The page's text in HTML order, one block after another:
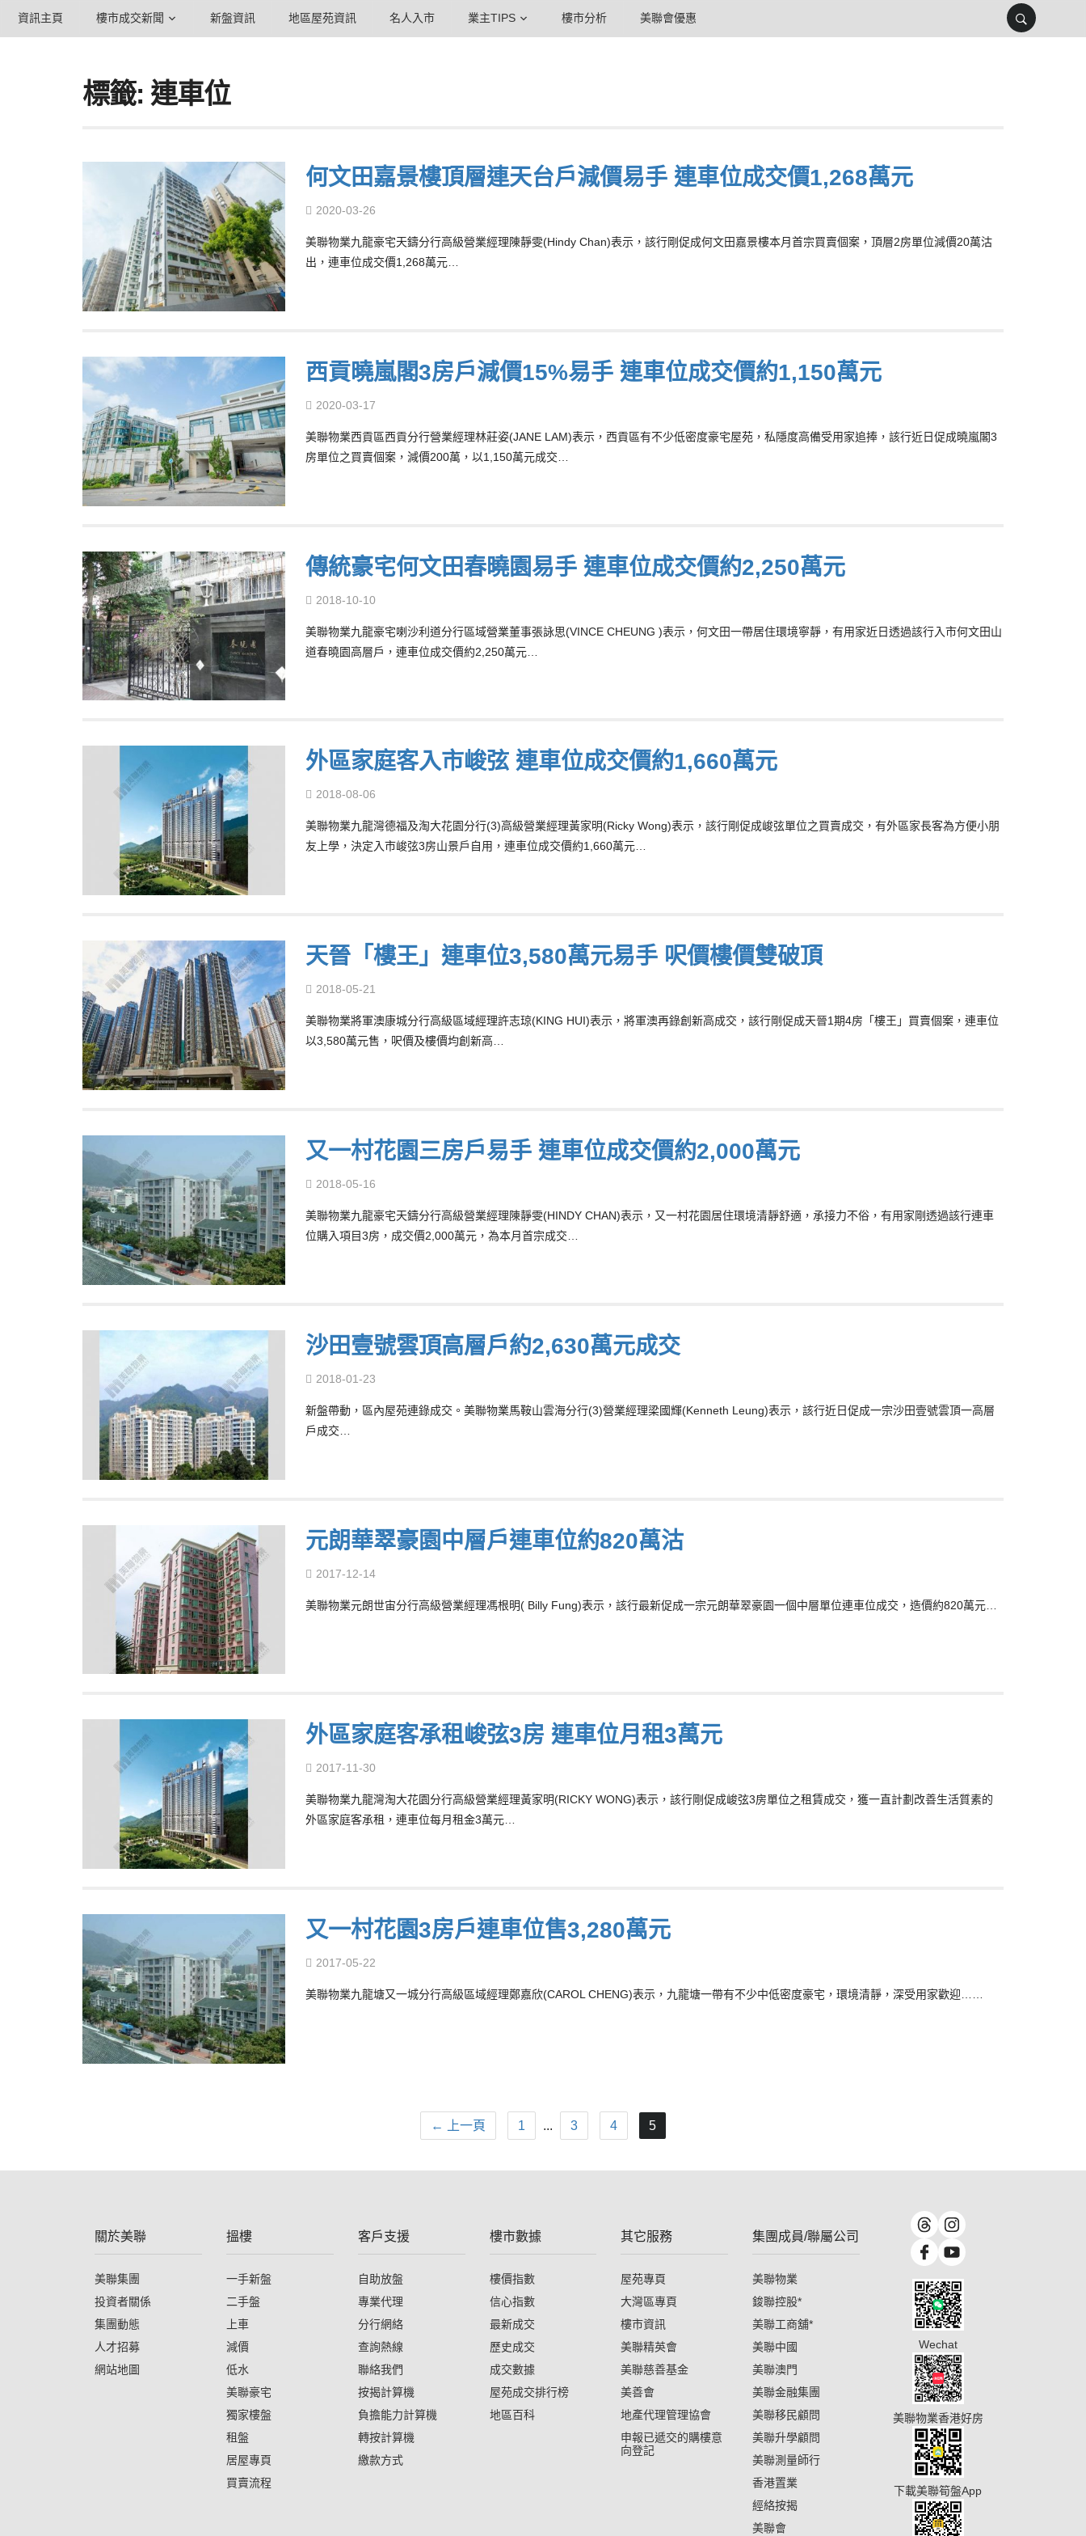
資訊主頁 樓市成交新聞 新盤資訊 地區屋苑資訊 名人入市 業主TIPS 樓市分析 美聯會優惠
標籤: 連車位
何文田嘉景樓頂層連天台戶減價易手 連車位成交價1,268萬元
2020-03-26
美聯物業九龍豪宅天鑄分行高級營業經理陳靜雯(Hindy Chan)表示，該行剛促成何文田嘉景樓本月首宗買賣個案，頂層2房單位減價20萬沽
出，連車位成交價1,268萬元…
西貢曉嵐閣3房戶減價15%易手 連車位成交價約1,150萬元
2020-03-17
美聯物業西貢區西貢分行營業經理林莊姿(JANE LAM)表示，西貢區有不少低密度豪宅屋苑，私隱度高備受用家追捧，該行近日促成曉嵐閣3
房單位之買賣個案，減價200萬，以1,150萬元成交…
傳統豪宅何文田春曉園易手 連車位成交價約2,250萬元
2018-10-10
美聯物業九龍豪宅喇沙利道分行區域營業董事張詠思(VINCE CHEUNG )表示，何文田一帶居住環境寧靜，有用家近日透過該行入市何文田山
道春曉園高層戶，連車位成交價約2,250萬元…
外區家庭客入市峻弦 連車位成交價約1,660萬元
2018-08-06
美聯物業九龍灣德福及淘大花園分行(3)高級營業經理黃家明(Ricky Wong)表示，該行剛促成峻弦單位之買賣成交，有外區家長客為方便小朋
友上學，決定入市峻弦3房山景戶自用，連車位成交價約1,660萬元…
天晉「樓王」連車位3,580萬元易手 呎價樓價雙破頂
2018-05-21
美聯物業將軍澳康城分行高級區域經理許志琼(KING HUI)表示，將軍澳再錄創新高成交，該行剛促成天晉1期4房「樓王」買賣個案，連車位
以3,580萬元售，呎價及樓價均創新高…
又一村花園三房戶易手 連車位成交價約2,000萬元
2018-05-16
美聯物業九龍豪宅天鑄分行高級營業經理陳靜雯(HINDY CHAN)表示，又一村花園居住環境清靜舒適，承接力不俗，有用家剛透過該行連車
位購入項目3房，成交價2,000萬元，為本月首宗成交…
沙田壹號雲頂高層戶約2,630萬元成交
2018-01-23
新盤帶動，區內屋苑連錄成交。美聯物業馬鞍山雲海分行(3)營業經理梁國輝(Kenneth Leung)表示，該行近日促成一宗沙田壹號雲頂一高層
戶成交…
元朗華翠豪園中層戶連車位約820萬沽
2017-12-14
美聯物業元朗世宙分行高級營業經理馮根明( Billy Fung)表示，該行最新促成一宗元朗華翠豪園一個中層單位連車位成交，造價約820萬元…
外區家庭客承租峻弦3房 連車位月租3萬元
2017-11-30
美聯物業九龍灣淘大花園分行高級營業經理黃家明(RICKY WONG)表示，該行剛促成峻弦3房單位之租賃成交，獲一直計劃改善生活質素的
外區家庭客承租，連車位每月租金3萬元…
又一村花園3房戶連車位售3,280萬元
2017-05-22
美聯物業九龍塘又一城分行高級區域經理鄭嘉欣(CAROL CHENG)表示，九龍塘一帶有不少中低密度豪宅，環境清靜，深受用家歡迎……
← 上一頁 1 ... 3 4 5
關於美聯
美聯集團
投資者關係
集團動態
人才招募
網站地圖
搵樓
一手新盤
二手盤
上車
減價
低水
美聯豪宅
獨家樓盤
租盤
居屋專頁
買賣流程
客戶支援
自助放盤
專業代理
分行網絡
查詢熱線
聯絡我們
按揭計算機
負擔能力計算機
轉按計算機
繳款方式
樓市數據
樓價指數
信心指數
最新成交
歷史成交
成交數據
屋苑成交排行榜
地區百科
其它服務
屋苑專頁
大灣區專頁
樓市資訊
美聯精英會
美聯慈善基金
美善會
地產代理管理協會
申報已遞交的購樓意
向登記
集團成員/聯屬公司
美聯物業
鋑聯控股*
美聯工商舖*
美聯中國
美聯澳門
美聯金融集團
美聯移民顧問
美聯升學顧問
美聯測量師行
香港置業
經絡按揭
美聯會
Wechat
美聯物業香港好房
下載美聯筍盤App